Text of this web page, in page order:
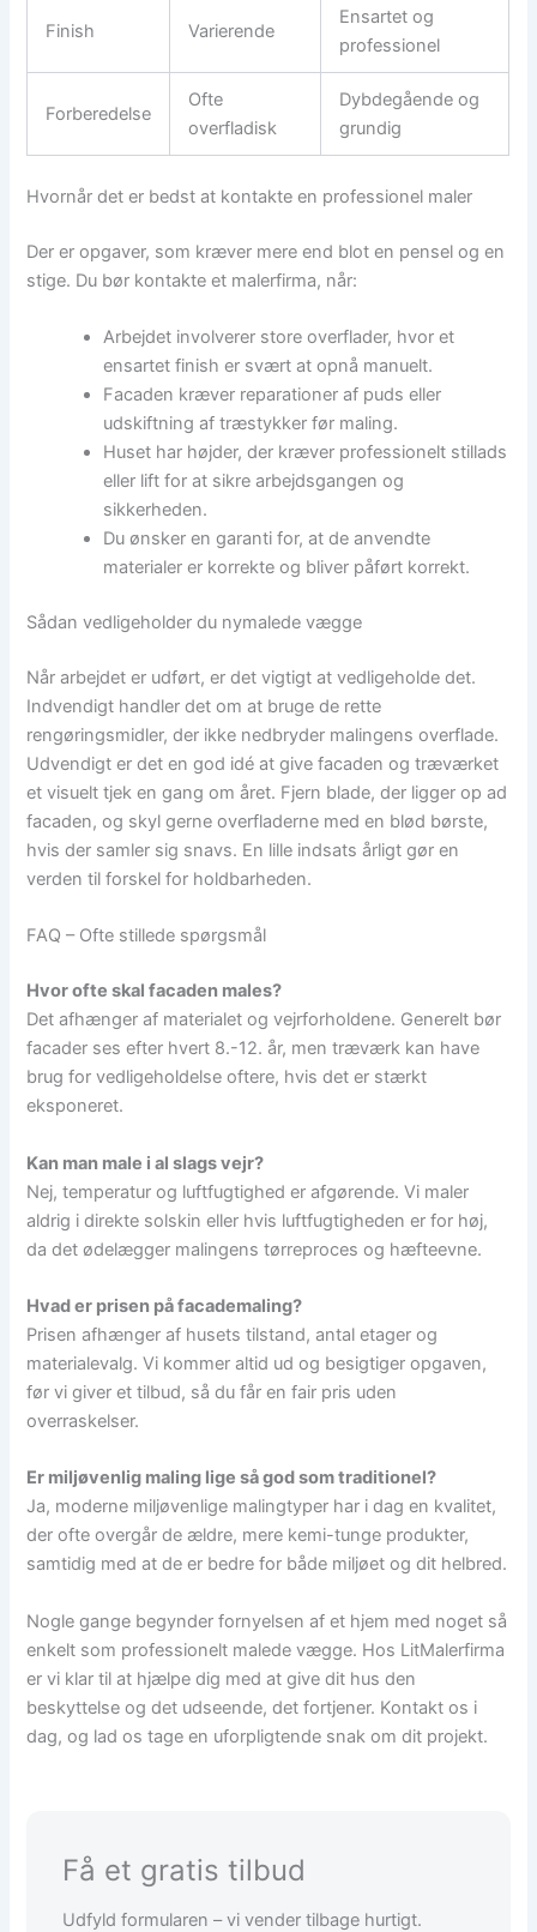
Finish Varierende
Ensartet og
professionel
Forberedelse
Ofte
overfladisk
Dybdegående og
grundig
Hvornår det er bedst at kontakte en professionel maler
Der er opgaver, som kræver mere end blot en pensel og en
stige. Du bør kontakte et malerfirma, når:
Arbejdet involverer store overflader, hvor et
ensartet finish er svært at opnå manuelt.
Facaden kræver reparationer af puds eller
udskiftning af træstykker før maling.
Huset har højder, der kræver professionelt stillads
eller lift for at sikre arbejdsgangen og
sikkerheden.
Du ønsker en garanti for, at de anvendte
materialer er korrekte og bliver påført korrekt.
Sådan vedligeholder du nymalede vægge
Når arbejdet er udført, er det vigtigt at vedligeholde det.
Indvendigt handler det om at bruge de rette
rengøringsmidler, der ikke nedbryder malingens overflade.
Udvendigt er det en god idé at give facaden og træværket
et visuelt tjek en gang om året. Fjern blade, der ligger op ad
facaden, og skyl gerne overfladerne med en blød børste,
hvis der samler sig snavs. En lille indsats årligt gør en
verden til forskel for holdbarheden.
FAQ – Ofte stillede spørgsmål
Hvor ofte skal facaden males?
Det afhænger af materialet og vejrforholdene. Generelt bør
facader ses efter hvert 8.-12. år, men træværk kan have
brug for vedligeholdelse oftere, hvis det er stærkt
eksponeret.
Kan man male i al slags vejr?
Nej, temperatur og luftfugtighed er afgørende. Vi maler
aldrig i direkte solskin eller hvis luftfugtigheden er for høj,
da det ødelægger malingens tørreproces og hæfteevne.
Hvad er prisen på facademaling?
Prisen afhænger af husets tilstand, antal etager og
materialevalg. Vi kommer altid ud og besigtiger opgaven,
før vi giver et tilbud, så du får en fair pris uden
overraskelser.
Er miljøvenlig maling lige så god som traditionel?
Ja, moderne miljøvenlige malingtyper har i dag en kvalitet,
der ofte overgår de ældre, mere kemi-tunge produkter,
samtidig med at de er bedre for både miljøet og dit helbred.
Nogle gange begynder fornyelsen af et hjem med noget så
enkelt som professionelt malede vægge. Hos LitMalerfirma
er vi klar til at hjælpe dig med at give dit hus den
beskyttelse og det udseende, det fortjener. Kontakt os i
dag, og lad os tage en uforpligtende snak om dit projekt.
Få et gratis tilbud
Udfyld formularen – vi vender tilbage hurtigt.